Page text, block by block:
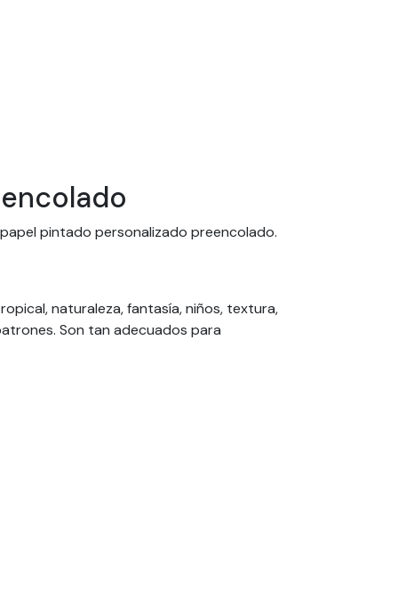
pintado personalizado preencolado.
naturaleza, fantasía, niños, textura,
Son tan adecuados para